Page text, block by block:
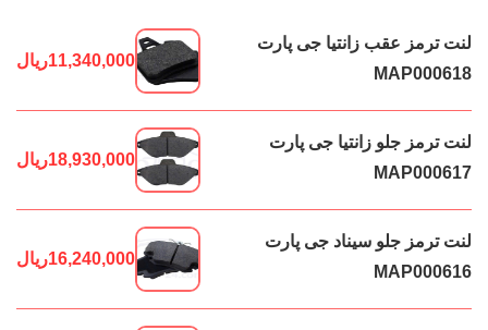
لنت ترمز عقب زانتیا جی پارت
MAP000618
11,340,000ریال
لنت ترمز جلو زانتیا جی پارت
MAP000617
18,930,000ریال
لنت ترمز جلو سیناد جی پارت
MAP000616
16,240,000ریال